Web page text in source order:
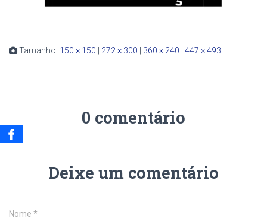
Tamanho: 150 × 150 272 × 300 360 × 240 447 × 493
0 comentário
Deixe um comentário
Nome *